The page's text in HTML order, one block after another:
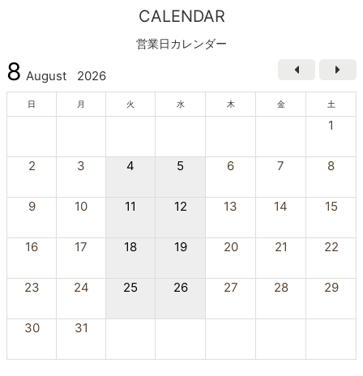
CALENDAR
営業日カレンダー
8 August 2026
日 月 火 水 木 金 土
1
2 3 4 5 6 7 8
9 10 11 12 13 14 15
16 17 18 19 20 21 22
23 24 25 26 27 28 29
30 31